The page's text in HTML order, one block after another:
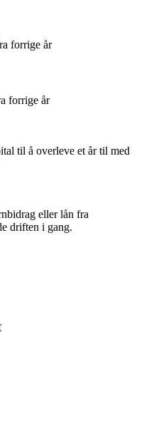
forrige år
forrige år
til å overleve et år til med
eller lån fra
driften i gang.